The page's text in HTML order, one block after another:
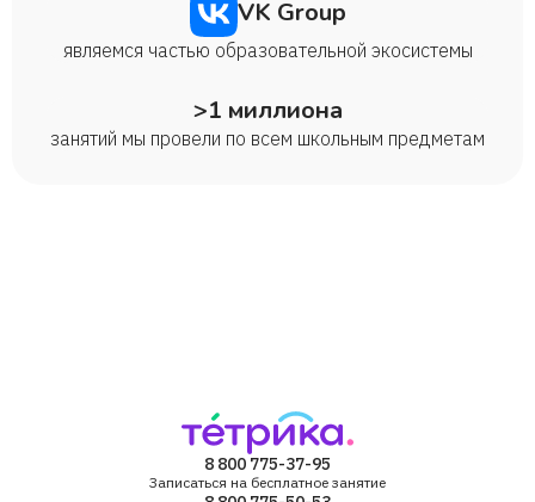
VK Group
являемся частью образовательной экосистемы
>1 миллиона
занятий мы провели по всем школьным предметам
8 800 775-37-95
Записаться на бесплатное занятие